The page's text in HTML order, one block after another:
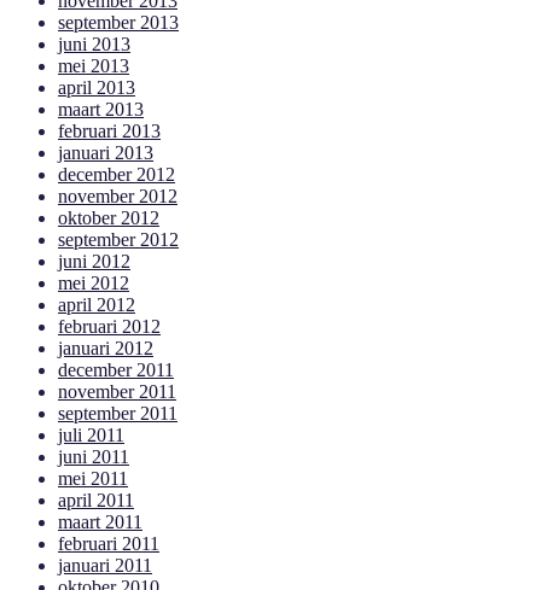
september 2013
juni 2013
mei 2013
april 2013
maart 2013
februari 2013
januari 2013
december 2012
november 2012
oktober 2012
september 2012
juni 2012
mei 2012
april 2012
februari 2012
januari 2012
december 2011
november 2011
september 2011
juli 2011
juni 2011
mei 2011
april 2011
maart 2011
februari 2011
januari 2011